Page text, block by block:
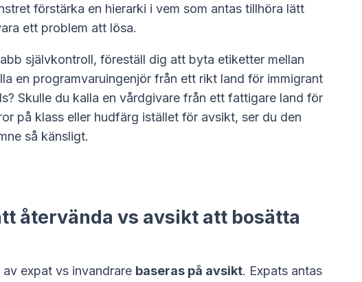
förstärka en hierarki i vem som antas tillhöra lätt
ett problem att lösa.
självkontroll, föreställ dig att byta etiketter mellan
en programvaruingenjör från ett rikt land för immigrant
Skulle du kalla en vårdgivare från ett fattigare land för
på klass eller hudfärg istället för avsikt, ser du den
så känsligt.
återvända vs avsikt att bosätta
expat vs invandrare baseras på avsikt. Expats antas